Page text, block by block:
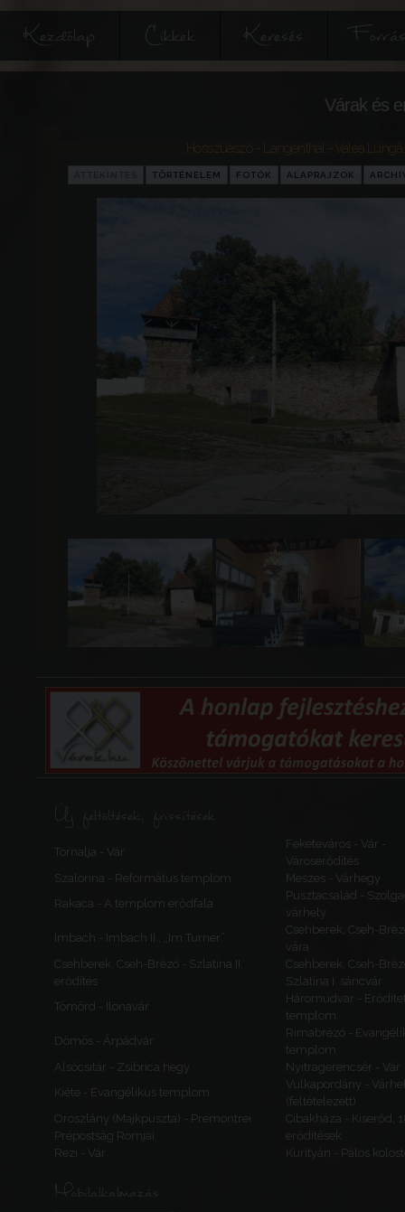
Kezdőlap Cikkek Keresés
Várak és
Hosszúaszó - Langenthal - Valea Lungă
TÖRTÉNELEM FOTÓK ALAPRAJZOK
Új feltöltések, frissítések
Tornalja - Vár
Feketeváros - Vár -
Városerődítés
Szalonna - Református templom
Meszes - Várhegy
Rakaca - A templom erődfala
Pusztacsalád -
várhely
Imbach - Imbach II., „Im Turner”
Csehberek, Cseh-
vára
Csehberek, Cseh-Brézó - Szlatina II.
erődítés
Csehberek, Cseh-
Szlatina I. sáncvár
Tömörd - Ilonavár
Háromudvar -
templom
Dömös - Árpádvár
Rimabrézó -
templom
Alsócsitár - Zsibrica hegy
Nyitragerencsér - Vár
Kiéte - Evangélikus templom
Vulkapordány -
(feltételezett)
Oroszlány (Majkpuszta) - Premontrei
Prépostság Romjai
Cibakháza - Kiserőd,
erődítések
Rezi - Vár
Kurityán - Pálos
Mobilalkalmazás